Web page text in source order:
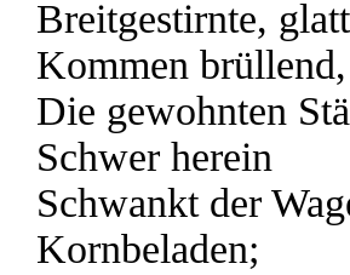
Breitgestirnte,
Kommen brüllend,
Die gewohnten
Schwer herein
Schwankt der
Kornbeladen;